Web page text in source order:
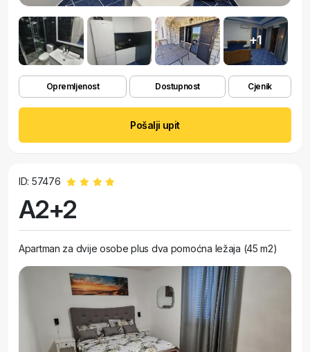
+1
Opremljenost Dostupnost Cjenik
Pošalji upit
ID: 57476
A2+2
Apartman za dvije osobe plus dva pomoćna ležaja (45 m2)